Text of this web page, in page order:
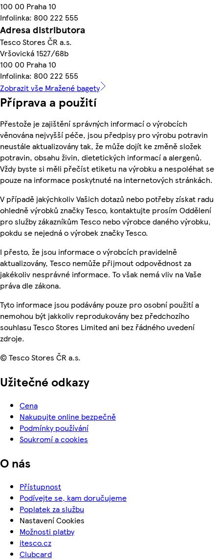
100 00 Praha 10
Infolinka: 800 222 555
Adresa distributora
Tesco Stores ČR a.s.
Vršovická 1527/68b
100 00 Praha 10
Infolinka: 800 222 555
Zobrazit vše Mražené bagety
Příprava a použití
Přestože je zajištění správných informací o výrobcích
věnována nejvyšší péče, jsou předpisy pro výrobu potravin
neustále aktualizovány tak, že může dojít ke změně složek
potravin, obsahu živin, dietetických informací a alergenů.
Vždy byste si měli přečíst etiketu na výrobku a nespoléhat se
pouze na informace poskytnuté na internetových stránkách.
V případě jakýchkoliv Vašich dotazů nebo potřeby získat radu
ohledně výrobků značky Tesco, kontaktujte prosím Oddělení
pro služby zákazníkům Tesco nebo výrobce daného výrobku,
pokdu se nejedná o výrobek značky Tesco.
I přesto, že jsou informace o výrobcích pravidelně
aktualizovány, Tesco nemůže přijmout odpovědnost za
jakékoliv nesprávné informace. To však nemá vliv na Vaše
práva dle zákona.
Tyto informace jsou podávány pouze pro osobní použití a
nemohou být jakkoliv reprodukovány bez předchozího
souhlasu Tesco Stores Limited ani bez řádného uvedení
zdroje.
© Tesco Stores ČR a.s.
Užitečné odkazy
Cena
Nakupujte online bezpečně
Podmínky používání
Soukromí a cookies
O nás
Přístupnost
Podívejte se, kam doručujeme
Poplatek za službu
Nastavení Cookies
Možnosti platby
itesco.cz
Clubcard